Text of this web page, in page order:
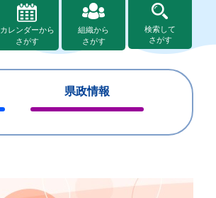
カレンダーから
さがす
組織から
さがす
検索して
さがす
県政情報
じ